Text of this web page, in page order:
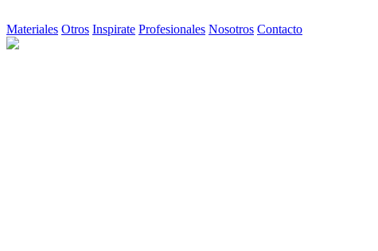
Materiales Otros Inspirate Profesionales Nosotros Contacto